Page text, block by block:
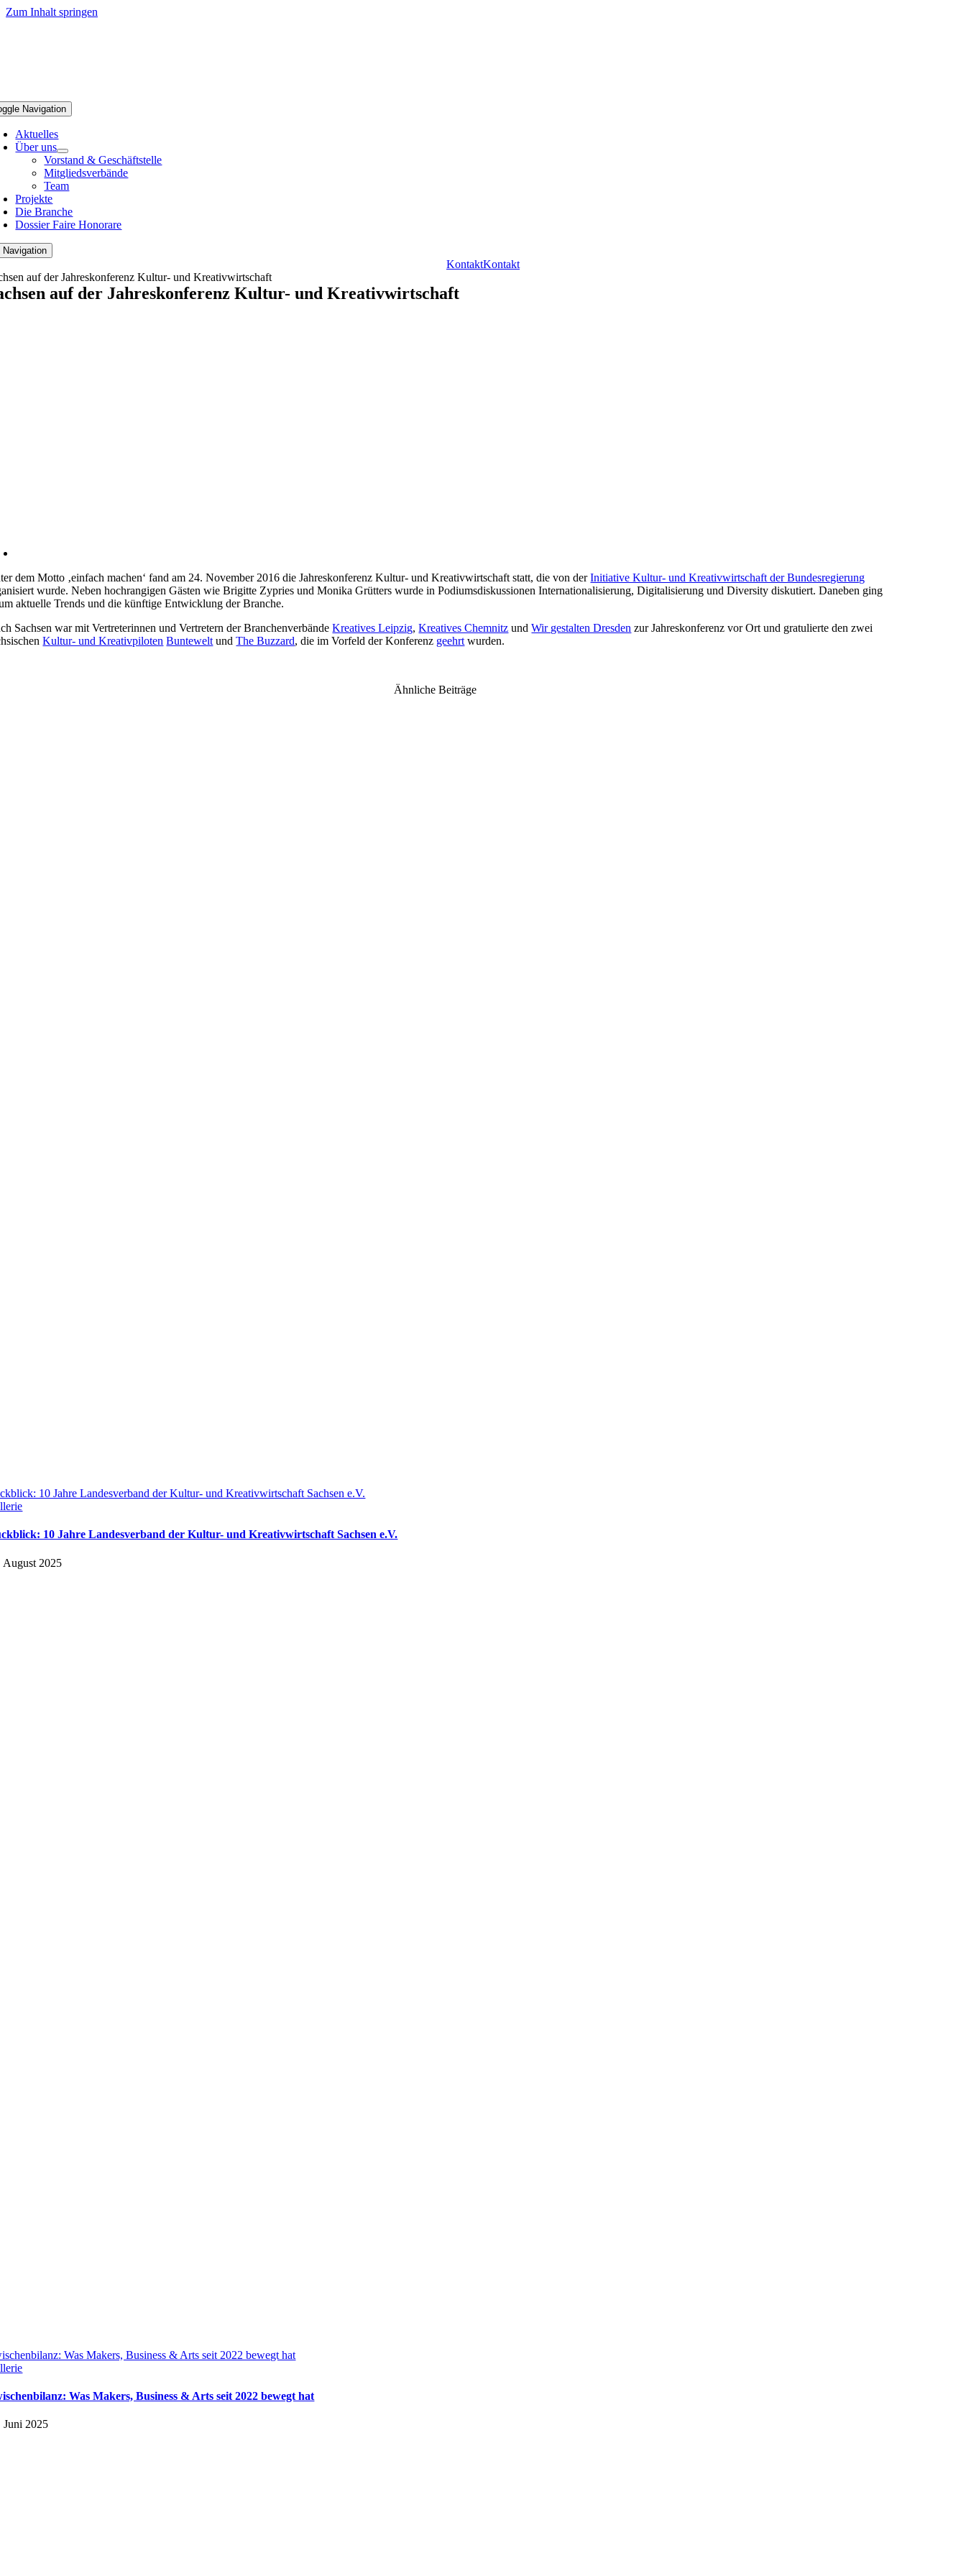
Zum Inhalt springen
Navigation
Aktuelles
Über uns
Vorstand & Geschäftstelle
Mitgliedsverbände
Team
Projekte
Die Branche
Dossier Faire Honorare
Navigation
KontaktKontakt
auf der Jahreskonferenz Kultur- und Kreativwirtschaft
auf der Jahreskonferenz Kultur- und Kreativwirtschaft
dem Motto ‚einfach machen‘ fand am 24. November 2016 die Jahreskonferenz Kultur- und Kreativwirtschaft statt, die von derInitiative Kultur- und Kreativwirtschaft der Bundesregierung
wurde. Neben hochrangigen Gästen wie Brigitte Zypries und Monika Grütters wurde in Podiumsdiskussionen Internationalisierung, Digitalisierung und Diversity diskutiert. Daneben ging
aktuelle Trends und die künftige Entwicklung der Branche.
Sachsen war mit Vertreterinnen und Vertretern der BranchenverbändeKreatives Leipzig,Kreatives Chemnitz undWir gestalten Dresden zur Jahreskonferenz vor Ort und gratulierte den zwei
Kultur- und Kreativpiloten Buntewelt undThe Buzzard, die im Vorfeld der Konferenz geehrt wurden.
Ähnliche Beiträge
10 Jahre Landesverband der Kultur- und Kreativwirtschaft Sachsen e.V.
10 Jahre Landesverband der Kultur- und Kreativwirtschaft Sachsen e.V.
August 2025
Was Makers, Business & Arts seit 2022 bewegt hat
Was Makers, Business & Arts seit 2022 bewegt hat
Juni 2025